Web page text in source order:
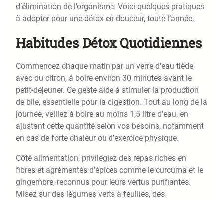
d’élimination de l’organisme. Voici quelques pratiques
à adopter pour une détox en douceur, toute l’année.
Habitudes Détox Quotidiennes
Commencez chaque matin par un verre d’eau tiède
avec du citron, à boire environ 30 minutes avant le
petit-déjeuner. Ce geste aide à stimuler la production
de bile, essentielle pour la digestion. Tout au long de la
journée, veillez à boire au moins 1,5 litre d’eau, en
ajustant cette quantité selon vos besoins, notamment
en cas de forte chaleur ou d’exercice physique.
Côté alimentation, privilégiez des repas riches en
fibres et agrémentés d’épices comme le curcuma et le
gingembre, reconnus pour leurs vertus purifiantes.
Misez sur des légumes verts à feuilles, des